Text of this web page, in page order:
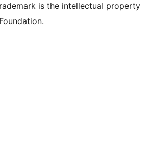
is the intellectual property